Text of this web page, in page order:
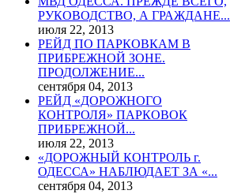
РУКОВОДСТВО, А ГРАЖДАНЕ...
июля 22, 2013
РЕЙД ПО ПАРКОВКАМ В
ПРИБРЕЖНОЙ ЗОНЕ.
ПРОДОЛЖЕНИЕ...
сентября 04, 2013
РЕЙД «ДОРОЖНОГО
КОНТРОЛЯ» ПАРКОВОК
ПРИБРЕЖНОЙ...
июля 22, 2013
«ДОРОЖНЫЙ КОНТРОЛЬ г.
ОДЕССА» НАБЛЮДАЕТ ЗА «...
сентября 04, 2013